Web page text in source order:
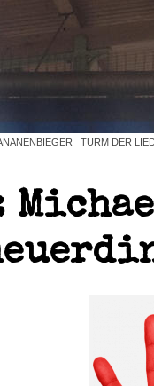
TURM DER